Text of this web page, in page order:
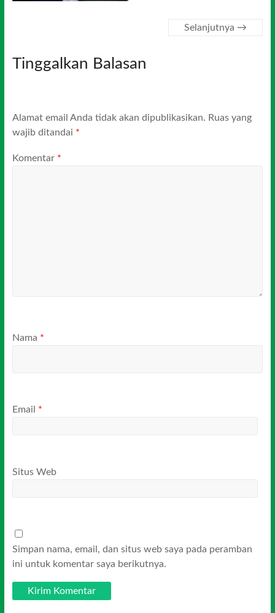
Selanjutnya →
Tinggalkan Balasan
Alamat email Anda tidak akan dipublikasikan. Ruas yang
wajib ditandai *
Komentar *
Nama *
Email *
Situs Web
Simpan nama, email, dan situs web saya pada peramban
ini untuk komentar saya berikutnya.